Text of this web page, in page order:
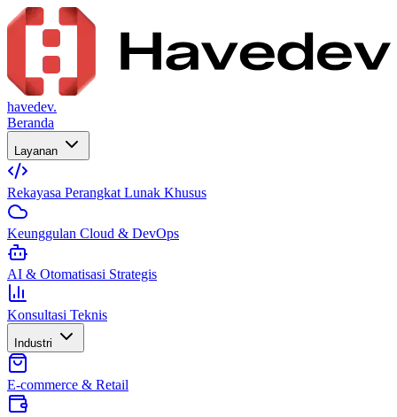
havedev.
Beranda
Layanan
Rekayasa Perangkat Lunak Khusus
Keunggulan Cloud & DevOps
AI & Otomatisasi Strategis
Konsultasi Teknis
Industri
E-commerce & Retail